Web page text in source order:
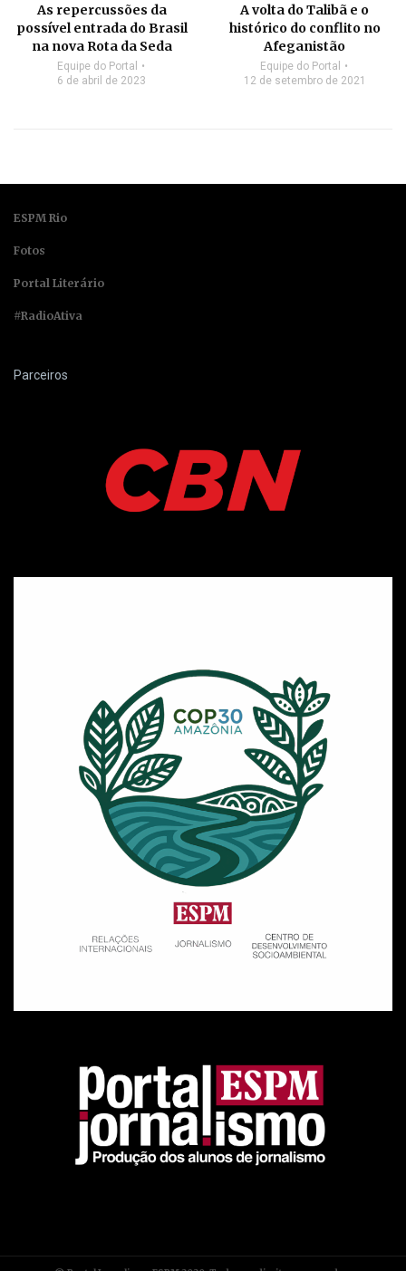
As repercussões da
possível entrada do Brasil
na nova Rota da Seda
Equipe do Portal
6 de abril de 2023
A volta do Talibã e o
histórico do conflito no
Afeganistão
Equipe do Portal
12 de setembro de 2021
ESPM Rio
Fotos
Portal Literário
#RadioAtiva
Parceiros